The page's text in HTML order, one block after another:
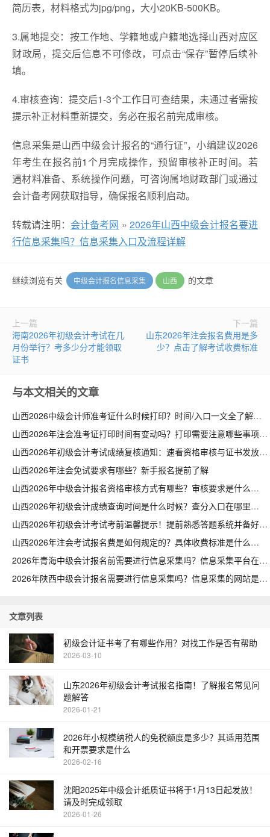
简历表，材料格式为jpg/png，大小20KB-500KB。
3.属地提交：按工作地、学籍地或户籍地选择山西对应区
财政局，提交后信息不可修改，可点击“保存”暂停后续补
填。
4.审核查询：提交后1-3个工作日可查结果，未通过者需按
提示补正材料重新提交，务必在报名前完成审核。
信息采集是山西中级会计报名的“通行证”，小编建议2026
年考生在报名前1个月完成操作，预留审核补正时间。若
遇材料准备、系统操作问题，可咨询属地财政部门或通过
会计备考网获取指导，确保报名顺利启动。
转载请注明： 会计备考网 » 2026年山西中级会计报名要进
行信息采集吗？信息采集入口及流程详解
继续浏览有关 中级会计报名信息采集 山西 的文章
上一篇
海南2026年初级会计考试在几
月份举行？考多少分才能领取
证书
下一篇
山东2026年注会报名费用是多
少？点击了解考试收费标准
与本文相关的文章
山西2026中级会计师准考证什么时候打印？时间/入口一文全了解
山西2026年注会准考证打印时间有变动吗？打印需要注意哪些事项
山西2026年初级会计考试成绩复核通知：速看资格审核与证书发放安排
山西2026年注会免试要求有哪些？新手报名提前了解
山西2026年中级会计报名资格审核方式有哪些？审核要求是什么
山西2026年初级会计成绩查询时间是什么时候？查分入口在哪里
山西2026年初级会计考试考前温馨提示！提前熟悉答题系统并备好证件
山西2026年注会考试报名费是如何规定的？具体收费标准是什么
2026年青海中级会计报名前需要进行信息采集吗？信息采集平台在哪里
2026年陕西中级会计报名需要进行信息采集吗？信息采集的网站是什么
文章列表
初级会计证书考了有哪些作用？对找工作是否有帮助
2026-03-10
山东2026年初级会计考试报名指南！了解报名常见问
题解答
2026-01-21
2026年小规模纳税人的免税额度是多少？其适用范围
和开票要求是什么
2026-02-16
沈阳2025年中级会计纸质证书将于1月13日起发放！
请及时完成领取
2026-01-26